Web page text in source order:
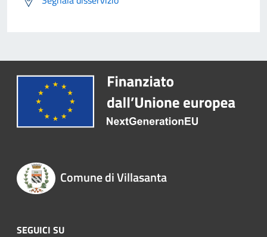
Comune di Villasanta
SEGUICI SU